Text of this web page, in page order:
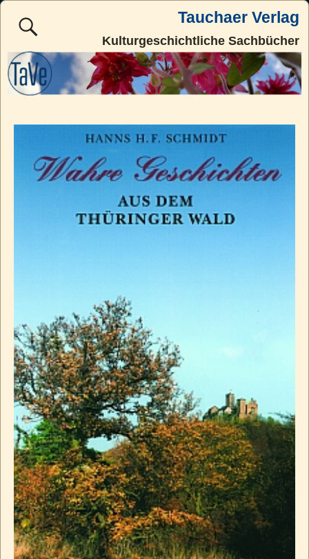
Tauchaer Verlag
Kulturgeschichtliche Sachbücher